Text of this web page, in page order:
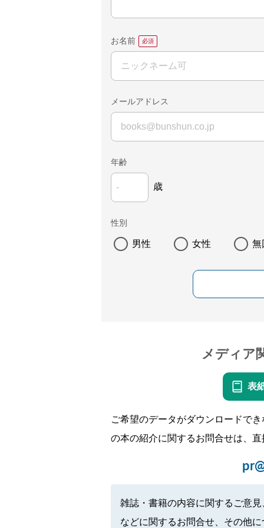
お名前
メールアドレス
年齢
歳
性別
男性 女性 無
メディア
表
ご希望のデータがダウンロードで
の本の紹介に関するお問合せは、
雑誌・書籍の内容に関するご意
などに関するお問合せ、その他